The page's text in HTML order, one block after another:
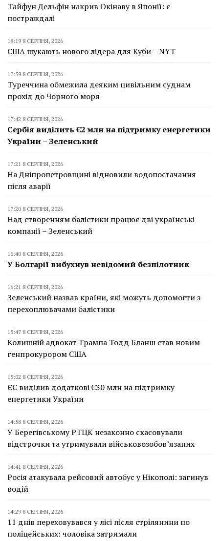
Тайфун Дельфін накрив Окінаву в Японії: є
постраждалі
18:19 8 СЕРПНЯ, 2026
США шукають нового лідера для Куби – NYT
17:59 8 СЕРПНЯ, 2026
Туреччина обмежила деяким цивільним суднам
прохід до Чорного моря
17:42 8 СЕРПНЯ, 2026
Сербія виділить €2 млн на підтримку енергетики
України – Зеленський
17:21 8 СЕРПНЯ, 2026
На Дніпропетровщині відновили водопостачання
після аварії
17:20 8 СЕРПНЯ, 2026
Над створенням балістики працює дві українські
компанії – Зеленський
16:40 8 СЕРПНЯ, 2026
У Болгарії вибухнув невідомий безпілотник
16:21 8 СЕРПНЯ, 2026
Зеленський назвав країни, які можуть допомогти з
перехоплювачами балістики
15:47 8 СЕРПНЯ, 2026
Колишній адвокат Трампа Тодд Бланш став новим
генпрокурором США
15:02 8 СЕРПНЯ, 2026
ЄС виділив додаткові €30 млн на підтримку
енергетики України
14:58 8 СЕРПНЯ, 2026
У Берегівському РТЦК незаконно скасовували
відстрочки та утримували військовозобов’язаних
14:41 8 СЕРПНЯ, 2026
Росія атакувала рейсовий автобус у Нікополі: загинув
водій
14:29 8 СЕРПНЯ, 2026
11 днів переховувався у лісі після стрілянини по
поліцейських: чоловіка затримали